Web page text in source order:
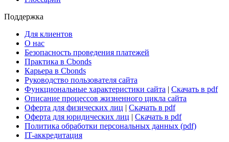
Поддержка
Для клиентов
О нас
Безопасность проведения платежей
Практика в Cbonds
Карьера в Cbonds
Руководство пользователя сайта
Функциональные характеристики сайта | Скачать в pdf
Описание процессов жизненного цикла сайта
Оферта для физических лиц | Скачать в pdf
Оферта для юридических лиц | Скачать в pdf
Политика обработки персональных данных (pdf)
IT-аккредитация